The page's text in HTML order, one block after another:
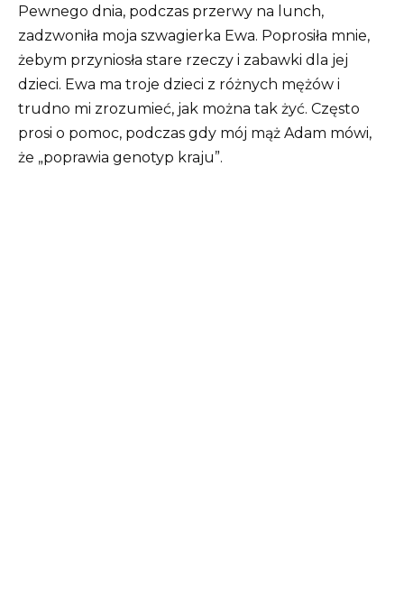
Pewnego dnia, podczas przerwy na lunch,
zadzwoniła moja szwagierka Ewa. Poprosiła mnie,
żebym przyniosła stare rzeczy i zabawki dla jej
dzieci. Ewa ma troje dzieci z różnych mężów i
trudno mi zrozumieć, jak można tak żyć. Często
prosi o pomoc, podczas gdy mój mąż Adam mówi,
że „poprawia genotyp kraju”.